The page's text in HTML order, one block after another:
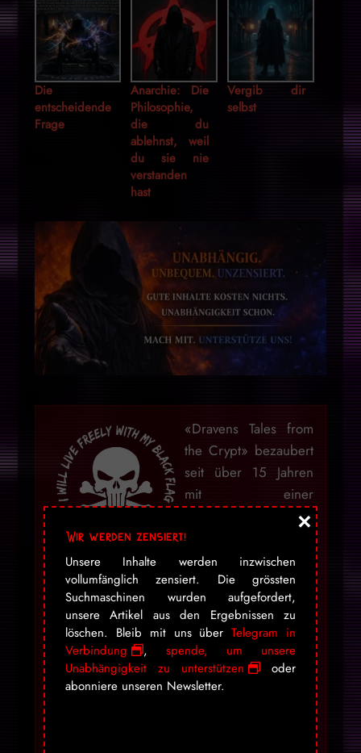
Die
entscheidende
Frage
Anarchie: Die
Philosophie,
die du
ablehnst, weil
du sie nie
verstanden
hast
Vergib dir
selbst
«Dravens Tales from
the Crypt» bezaubert
seit über 15 Jahren
mit einer
Mischung aus Humor,
seriösem Journalismus
– aus aktuellem Anlass und unausgewogener
Berichterstattung der Presse Politik – und
Zombies, garniert mit jeder Menge Kunst,
Entertainment und Punkrock. Draven hat aus
seinem Hobby eine beliebte Marke gemacht,
welche sich nicht einordnen lässt.
Wir werden zensiert!
Unsere Inhalte werden inzwischen
vollumfänglich zensiert. Die grössten
Suchmaschinen wurden aufgefordert,
unsere Artikel aus den Ergebnissen zu
löschen. Bleib mit uns überTelegram in
Verbindung
, spende, um unsere
Unabhängigkeit zu unterstützen
oder
abonniere unseren Newsletter.
×